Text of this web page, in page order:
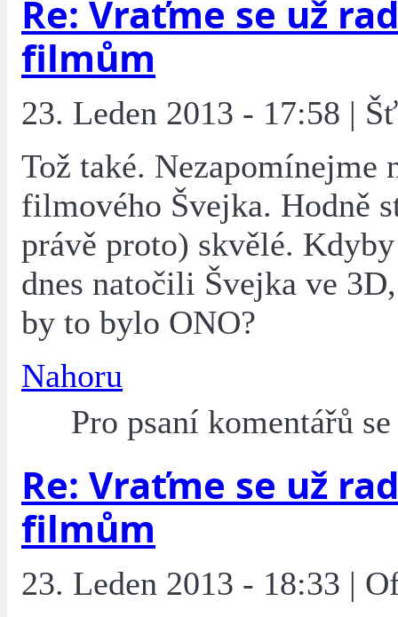
Re: Vraťme se už
filmům
23. Leden 2013 - 17:58 |
Tož také. Nezapomínejme
filmového Švejka. Hodně
právě proto) skvělé.
dnes natočili Švejka ve
by to bylo ONO?
Nahoru
Pro psaní komentářů
Re: Vraťme se už
filmům
23. Leden 2013 - 18:33 |